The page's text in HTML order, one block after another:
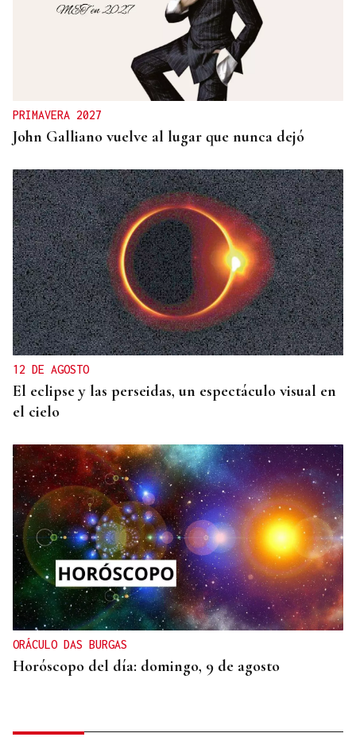
PRIMAVERA 2027
John Galliano vuelve al lugar que nunca dejó
12 DE AGOSTO
El eclipse y las perseidas, un espectáculo visual en
el cielo
ORÁCULO DAS BURGAS
Horóscopo del día: domingo, 9 de agosto